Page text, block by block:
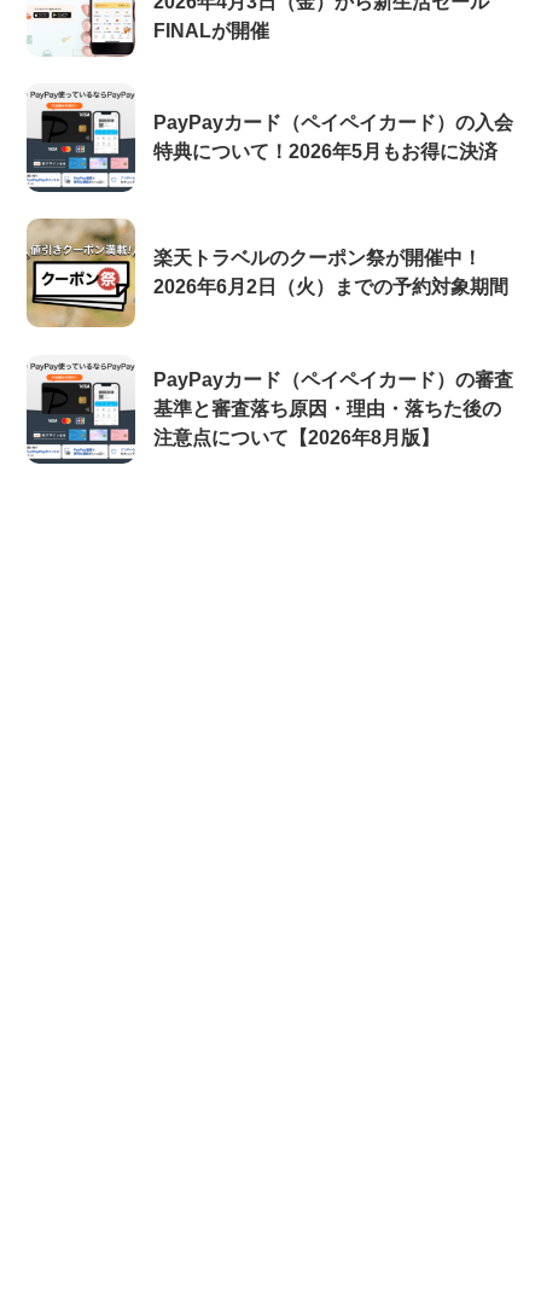
FINALが開催
PayPayカード（ペイペイカード）の入会
特典について！2026年5月もお得に決済
楽天トラベルのクーポン祭が開催中！
2026年6月2日（火）までの予約対象期間
PayPayカード（ペイペイカード）の審査
基準と審査落ち原因・理由・落ちた後の
注意点について【2026年8月版】